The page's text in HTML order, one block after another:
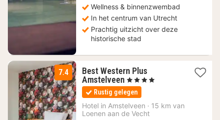
Wellness & binnenzwembad
In het centrum van Utrecht
Prachtig uitzicht over deze
historische stad
7.4
Best Western Plus
Amstelveen 1
nacht
vanaf
76,65
€
, 4 Sterren
Rustig gelegen
Hotel in Amstelveen · 15 km van
Loenen aan de Vecht